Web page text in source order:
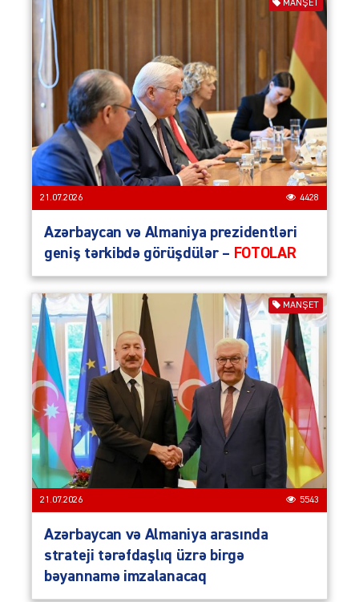
MANŞET
21.07.2026 4428
Azərbaycan və Almaniya prezidentləri
geniş tərkibdə görüşdülər – FOTOLAR
MANŞET
21.07.2026 5543
Azərbaycan və Almaniya arasında
strateji tərəfdaşlıq üzrə birgə
bəyannamə imzalanacaq